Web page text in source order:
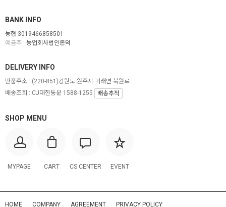
BANK INFO
농협 3019466858501
예금주 : 농업회사법인돈덕
SHOP MENU
MYPAGE CART CS CENTER EVENT
DELIVERY INFO
반품주소 : (220-851)강원도 원주시 귀래면 북원로
배송조회 : CJ대한통운 1588-1255
배송추적
HOME COMPANY AGREEMENT PRIVACY POLICY